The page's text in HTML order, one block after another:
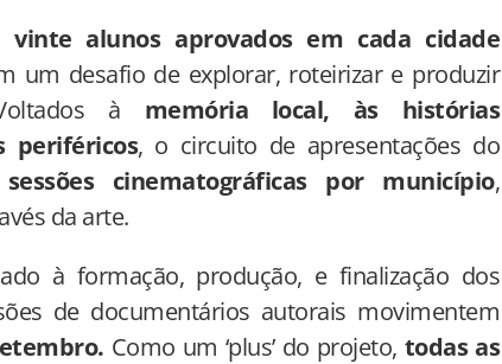
vinte alunos aprovados em cada cidade
um desafio de explorar, roteirizar e produzir
à memória local, às histórias
periféricos, o circuito de apresentações do
cinematográficas por município,
da arte.
à formação, produção, e finalização dos
de documentários autorais movimentem
Como um ‘plus’ do projeto, todas as